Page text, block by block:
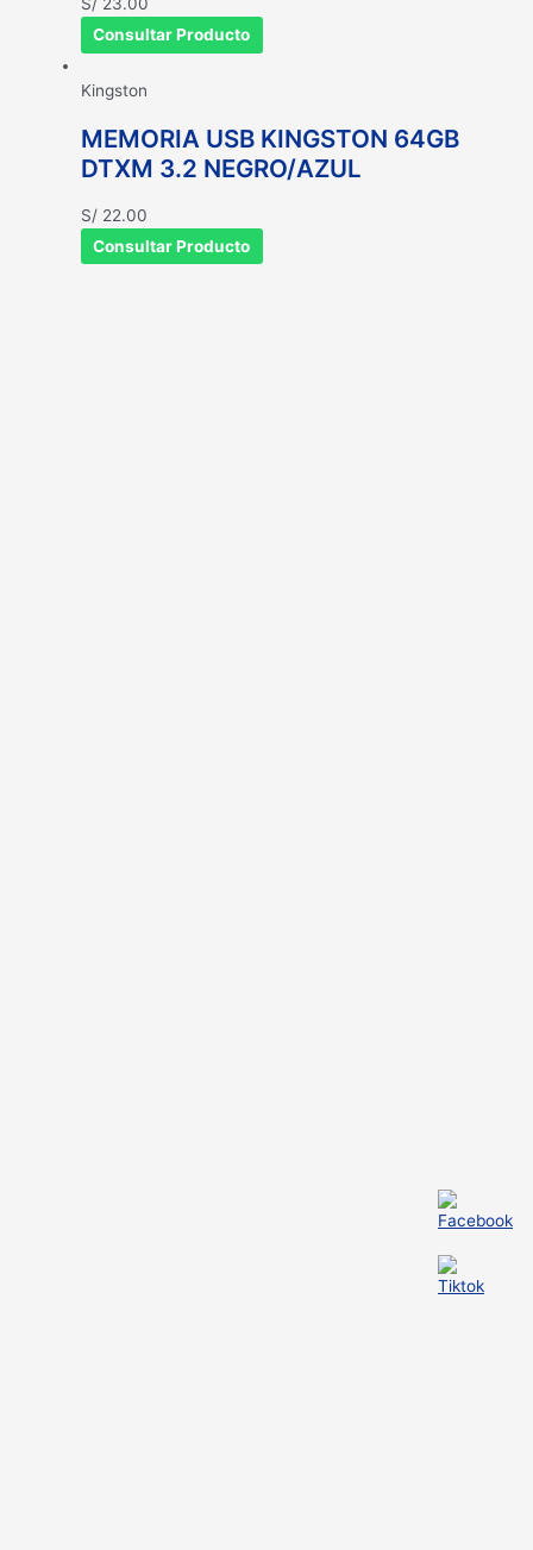
Consultar Producto
Kingston
MEMORIA USB KINGSTON 64GB
DTXM 3.2 NEGRO/AZUL
S/ 22.00
Consultar Producto